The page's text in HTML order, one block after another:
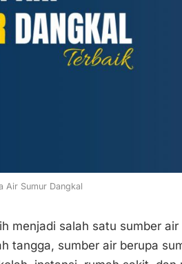
Air Sumur Dangkal
menjadi salah satu sumber
tangga, sumber air berupa